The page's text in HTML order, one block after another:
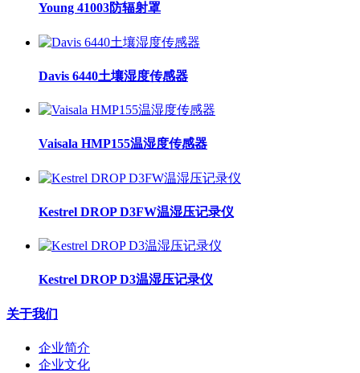
Young 41003防辐射罩
Davis 6440土壤湿度传感器
Vaisala HMP155温湿度传感器
Kestrel DROP D3FW温湿压记录仪
Kestrel DROP D3温湿压记录仪
关于我们
企业简介
企业文化